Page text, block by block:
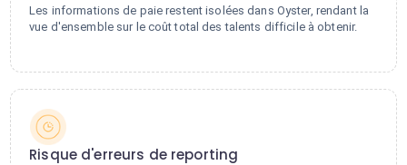
Les informations de paie restent isolées dans Oyster, rendant la
vue d'ensemble sur le coût total des talents difficile à obtenir.
Risque d'erreurs de reporting